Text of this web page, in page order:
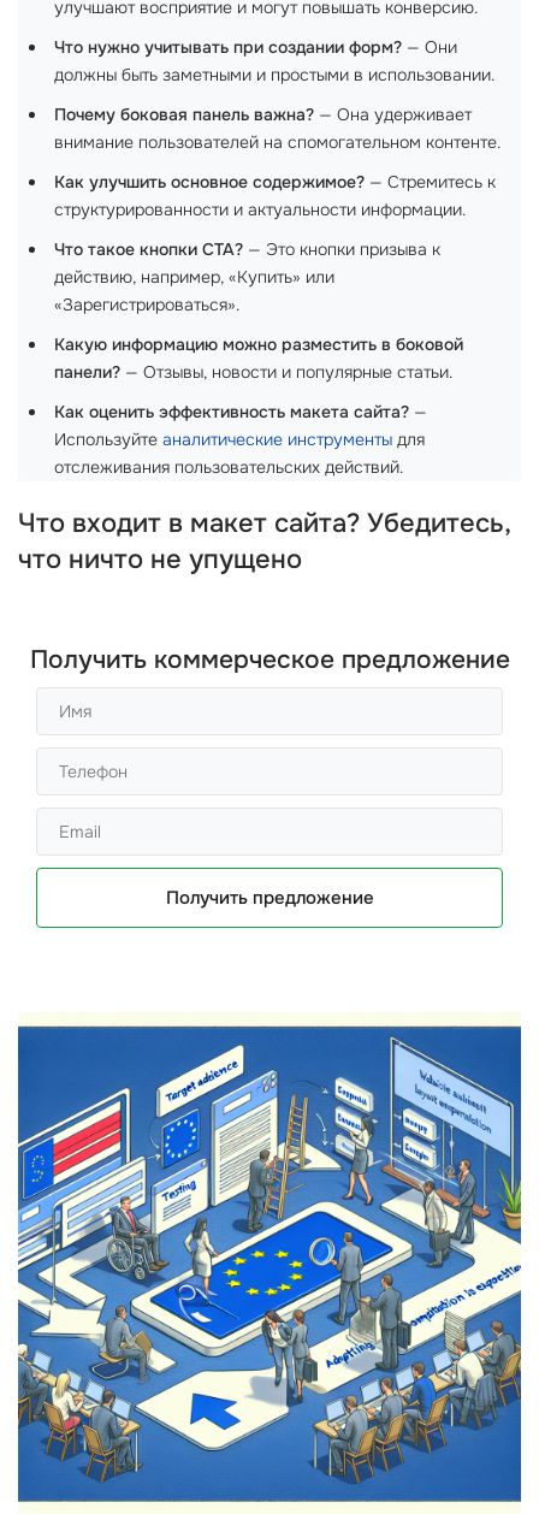
улучшают восприятие и могут повышать конверсию.
Что нужно учитывать при создании форм? — Они
должны быть заметными и простыми в использовании.
Почему боковая панель важна? — Она удерживает
внимание пользователей на спомогательном контенте.
Как улучшить основное содержимое? — Стремитесь к
структурированности и актуальности информации.
Что такое кнопки CTA? — Это кнопки призыва к
действию, например, «Купить» или
«Зарегистрироваться».
Какую информацию можно разместить в боковой
панели? — Отзывы, новости и популярные статьи.
Как оценить эффективность макета сайта? —
Используйте аналитические инструменты для
отслеживания пользовательских действий.
Что входит в макет сайта? Убедитесь,
что ничто не упущено
Получить коммерческое предложение
Получить предложение